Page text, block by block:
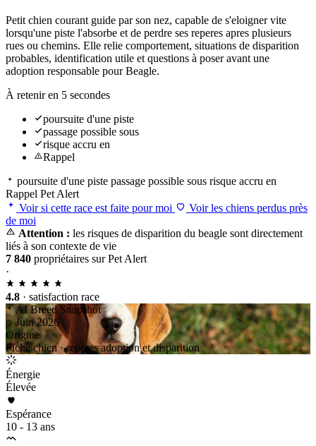
Petit chien courant guide par son nez, capable de s'eloigner vite
lorsqu'une piste l'absorbe et de perdre ses reperes apres plusieurs
rues ou chemins. Elle relie comportement, situations de disparition
probables, identification utile et questions à poser avant une
adoption responsable pour Beagle.
À retenir en 5 secondes
poursuite d'une piste
passage possible sous
risque accru en
Rappel
poursuite d'une piste passage possible sous risque accru en
Rappel Pet Alert
Voir si cette race est faite pour moi
Voir les chiens perdus près
de moi
Attention : les risques de disparition du beagle sont directement
liés à son contexte de vie
7 840 propriétaires sur Pet Alert
·
4.8 · satisfaction race
AI Breed Snapshot
Juin 2026
Origine
Fiche chien · repères adoption et disparition
Énergie
Élevée
Espérance
10 - 13 ans